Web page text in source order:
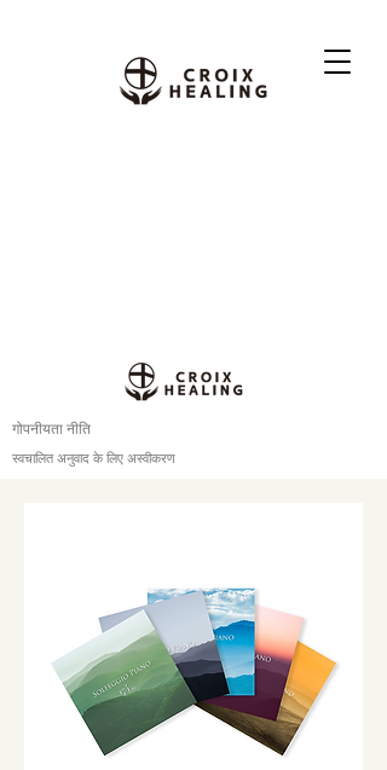
गोपनीयता नीति
स्वचालित अनुवाद के लिए अस्वीकरण